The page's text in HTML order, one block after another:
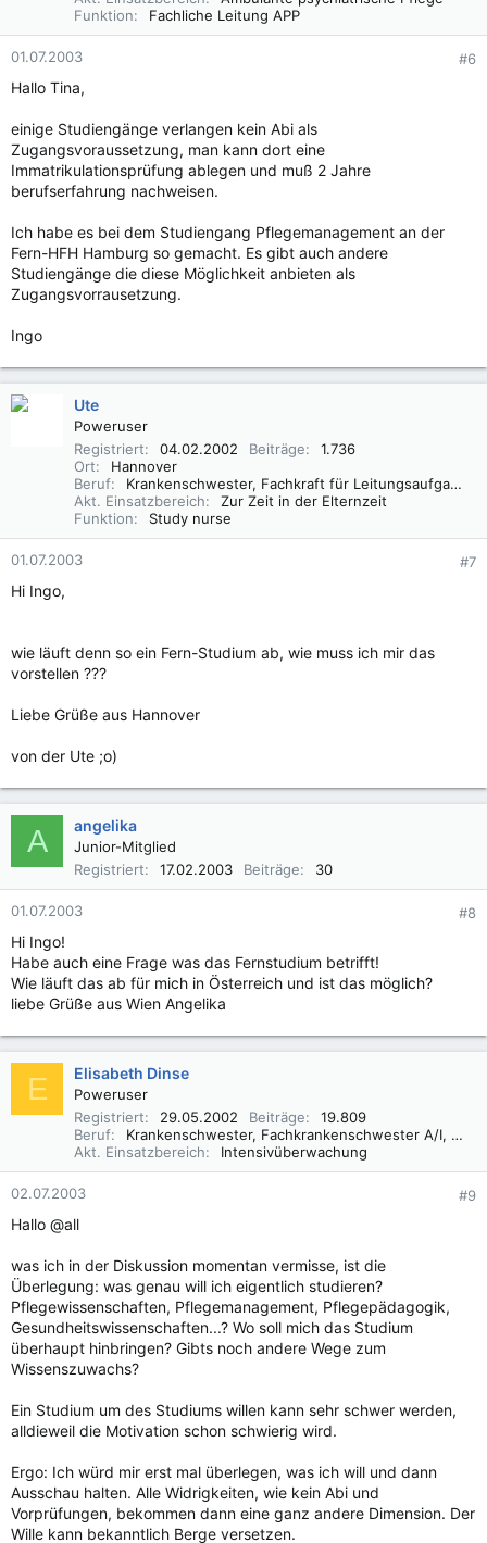
Funktion
Fachliche Leitung APP
01.07.2003 #6
Hallo Tina,
einige Studiengänge verlangen kein Abi als
Zugangsvoraussetzung, man kann dort eine
Immatrikulationsprüfung ablegen und muß 2 Jahre
berufserfahrung nachweisen.
Ich habe es bei dem Studiengang Pflegemanagement an der
Fern-HFH Hamburg so gemacht. Es gibt auch andere
Studiengänge die diese Möglichkeit anbieten als
Zugangsvorrausetzung.
Ingo
Ute
Poweruser
Registriert
04.02.2002 Beiträge
1.736
Ort
Hannover
Beruf
Krankenschwester, Fachkraft für Leitungsaufgaben in der Pflege (FLP)
Akt. Einsatzbereich
Zur Zeit in der Elternzeit
Funktion
Study nurse
01.07.2003 #7
Hi Ingo,
wie läuft denn so ein Fern-Studium ab, wie muss ich mir das
vorstellen ???
Liebe Grüße aus Hannover
von der Ute ;o)
A angelika
Junior-Mitglied
Registriert
17.02.2003 Beiträge 30
01.07.2003 #8
Hi Ingo!
Habe auch eine Frage was das Fernstudium betrifft!
Wie läuft das ab für mich in Österreich und ist das möglich?
liebe Grüße aus Wien Angelika
E Elisabeth Dinse
Poweruser
Registriert
29.05.2002 Beiträge
19.809
Beruf
Krankenschwester, Fachkrankenschwester A/I, Praxisbegleiter Basale Stimulation
Akt. Einsatzbereich
Intensivüberwachung
02.07.2003 #9
Hallo @all
was ich in der Diskussion momentan vermisse, ist die
Überlegung: was genau will ich eigentlich studieren?
Pflegewissenschaften, Pflegemanagement, Pflegepädagogik,
Gesundheitswissenschaften...? Wo soll mich das Studium
überhaupt hinbringen? Gibts noch andere Wege zum
Wissenszuwachs?
Ein Studium um des Studiums willen kann sehr schwer werden,
alldieweil die Motivation schon schwierig wird.
Ergo: Ich würd mir erst mal überlegen, was ich will und dann
Ausschau halten. Alle Widrigkeiten, wie kein Abi und
Vorprüfungen, bekommen dann eine ganz andere Dimension. Der
Wille kann bekanntlich Berge versetzen.